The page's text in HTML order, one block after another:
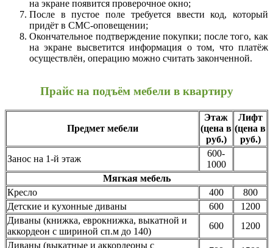
на экране появится проверочное окно;
После в пустое поле требуется ввести код, который
придёт в СМС-оповещении;
Окончательное подтверждение покупки; после того, как
на экране высветится информация о том, что платёж
осуществлён, операцию можно считать законченной.
Прайс на подъём мебели в квартиру
Предмет мебели
Этаж
(цена в
руб.)
Лифт
(цена в
руб.)
Занос на 1-й этаж
600-
1000
Мягкая мебель
Кресло
400
800
Детские и кухонные диваны
600
1200
Диваны (книжка, еврокнижка, выкатной и
аккордеон с шириной сп.м до 140)
600
1200
Диваны (выкатные и аккордеоны с